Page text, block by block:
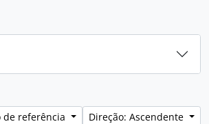
de referência
Direção: Ascendente